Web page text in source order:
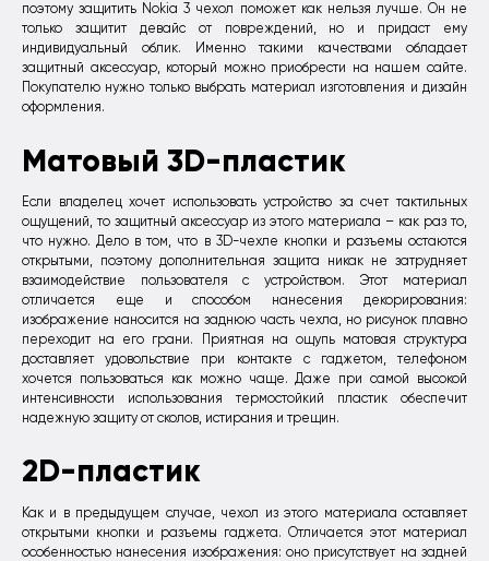
поэтому защитить Nokia 3 чехол поможет как нельзя лучше. Он не
только защитит девайс от повреждений, но и придаст ему
индивидуальный облик. Именно такими качествами обладает
защитный аксессуар, который можно приобрести на нашем сайте.
Покупателю нужно только выбрать материал изготовления и дизайн
оформления.
Матовый 3D-пластик
Если владелец хочет использовать устройство за счет тактильных
ощущений, то защитный аксессуар из этого материала – как раз то,
что нужно. Дело в том, что в 3D-чехле кнопки и разъемы остаются
открытыми, поэтому дополнительная защита никак не затрудняет
взаимодействие пользователя с устройством. Этот материал
отличается еще и способом нанесения декорирования:
изображение наносится на заднюю часть чехла, но рисунок плавно
переходит на его грани. Приятная на ощупь матовая структура
доставляет удовольствие при контакте с гаджетом, телефоном
хочется пользоваться как можно чаще. Даже при самой высокой
интенсивности использования термостойкий пластик обеспечит
надежную защиту от сколов, истирания и трещин.
2D-пластик
Как и в предыдущем случае, чехол из этого материала оставляет
открытыми кнопки и разъемы гаджета. Отличается этот материал
особенностью нанесения изображения: оно присутствует на задней